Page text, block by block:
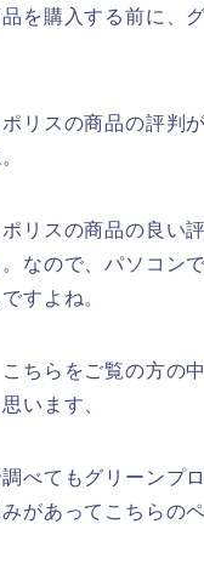
を購入する前に、
リスの商品の評判
リスの商品の良い
なので、パソコン
すよね。
ちらをご覧の方の
います、
べてもグリーンプ
があってこちらの